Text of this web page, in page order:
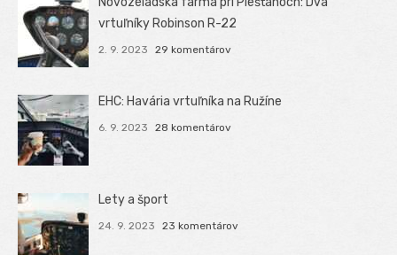
vrtuľníky Robinson R-22
2. 9. 2023 29 komentárov
EHC: Havária vrtuľníka na Ružíne
6. 9. 2023 28 komentárov
Lety a šport
24. 9. 2023 23 komentárov